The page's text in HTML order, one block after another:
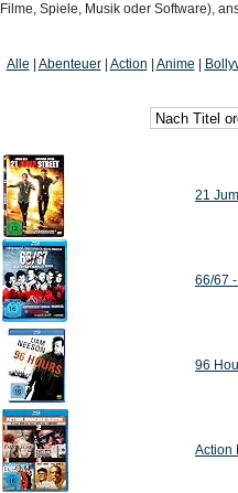
Filme, Spiele, Musik oder Software),
Alle
Abenteuer| Action Anime
21
66/67
96
Action